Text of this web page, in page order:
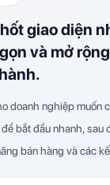
giao diện
và mở
doanh nghiệp muốn
bắt đầu nhanh, sau
bán hàng và các